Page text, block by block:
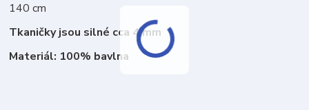
140 cm
Tkaničky jsou silné cca 4 mm
Materiál: 100% bavlna